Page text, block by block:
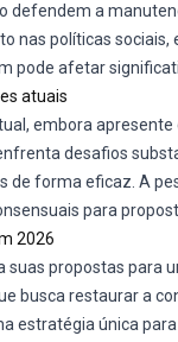
defendem a
nas políticas
pode afetar
atuais
embora
desafios
de forma eficaz. A
para
2026
suas propostas para
busca restaurar a
estratégia única